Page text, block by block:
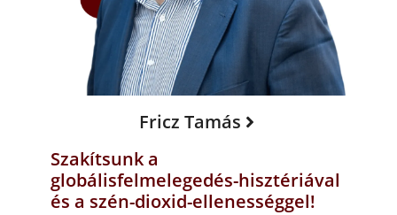
Fricz Tamás
Szakítsunk a
globálisfelmelegedés-hisztériával
és a szén-dioxid-ellenességgel!